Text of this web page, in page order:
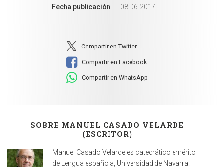
Fecha publicación
08-06-2017
Compartir en Twitter
Compartir en Facebook
Compartir en WhatsApp
SOBRE MANUEL CASADO VELARDE
(ESCRITOR)
Manuel Casado Velarde es catedrático emérito
de Lengua española, Universidad de Navarra.